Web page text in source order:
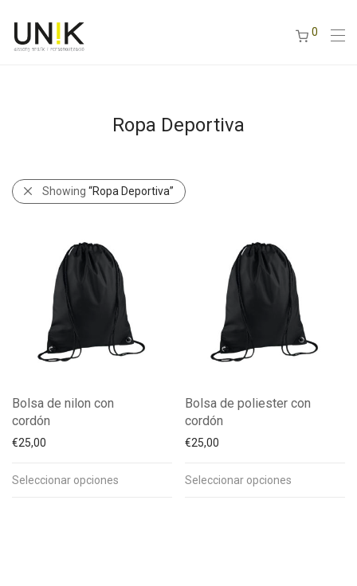
0
Ropa Deportiva
Showing “Ropa Deportiva”
Bolsa de nilon con
cordón
€25,00
Seleccionar opciones
Bolsa de poliester con
cordón
€25,00
Seleccionar opciones